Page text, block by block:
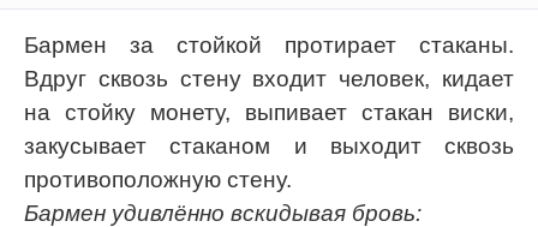
Бармен за стойкой протирает стаканы.
Вдруг сквозь стену входит человек, кидает
на стойку монету, выпивает стакан виски,
закусывает стаканом и выходит сквозь
противоположную стену.
Бармен удивлённо вскидывая бровь: